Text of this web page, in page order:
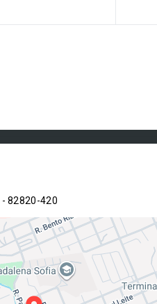
- 82820-420